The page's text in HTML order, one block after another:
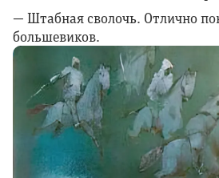
— Штабная сволочь. Отлично
большевиков.